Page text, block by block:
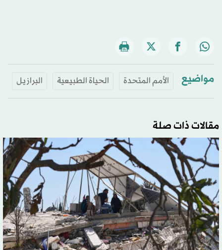
مواضيع الأمم المتحدة الحياة الطبيعية البرازيل
مقالات ذات صلة